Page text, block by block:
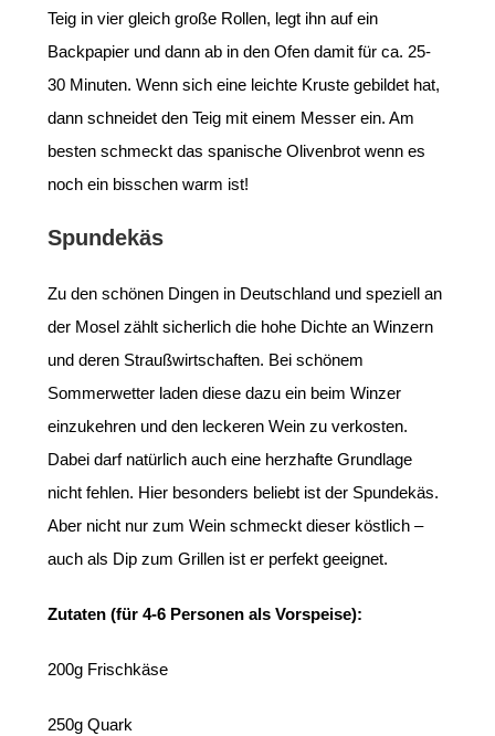
Teig in vier gleich große Rollen, legt ihn auf ein
Backpapier und dann ab in den Ofen damit für ca. 25-
30 Minuten. Wenn sich eine leichte Kruste gebildet hat,
dann schneidet den Teig mit einem Messer ein. Am
besten schmeckt das spanische Olivenbrot wenn es
noch ein bisschen warm ist!
Spundekäs
Zu den schönen Dingen in Deutschland und speziell an
der Mosel zählt sicherlich die hohe Dichte an Winzern
und deren Straußwirtschaften. Bei schönem
Sommerwetter laden diese dazu ein beim Winzer
einzukehren und den leckeren Wein zu verkosten.
Dabei darf natürlich auch eine herzhafte Grundlage
nicht fehlen. Hier besonders beliebt ist der Spundekäs.
Aber nicht nur zum Wein schmeckt dieser köstlich –
auch als Dip zum Grillen ist er perfekt geeignet.
Zutaten (für 4-6 Personen als Vorspeise):
200g Frischkäse
250g Quark